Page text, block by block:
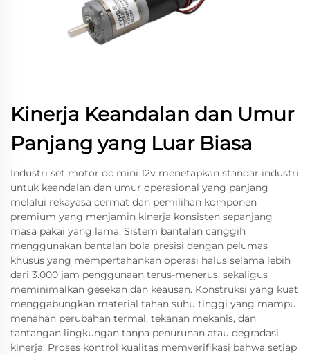
Kinerja Keandalan dan Umur
Panjang yang Luar Biasa
Industri set motor dc mini 12v menetapkan standar industri
untuk keandalan dan umur operasional yang panjang
melalui rekayasa cermat dan pemilihan komponen
premium yang menjamin kinerja konsisten sepanjang
masa pakai yang lama. Sistem bantalan canggih
menggunakan bantalan bola presisi dengan pelumas
khusus yang mempertahankan operasi halus selama lebih
dari 3.000 jam penggunaan terus-menerus, sekaligus
meminimalkan gesekan dan keausan. Konstruksi yang kuat
menggabungkan material tahan suhu tinggi yang mampu
menahan perubahan termal, tekanan mekanis, dan
tantangan lingkungan tanpa penurunan atau degradasi
kinerja. Proses kontrol kualitas memverifikasi bahwa setiap